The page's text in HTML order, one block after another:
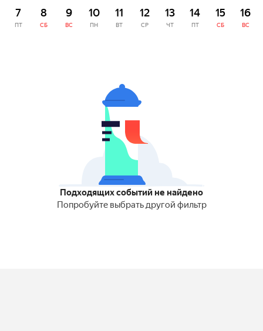
7
ПТ
8
СБ
9
ВС
10
ПН
11
ВТ
12
СР
13
ЧТ
14
ПТ
15
СБ
16
ВС
Подходящих событий не найдено
Попробуйте выбрать другой фильтр